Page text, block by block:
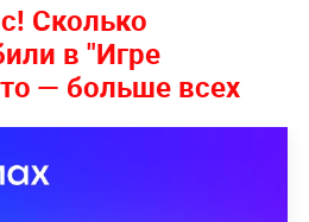
Сколько
в "Игре
— больше всех